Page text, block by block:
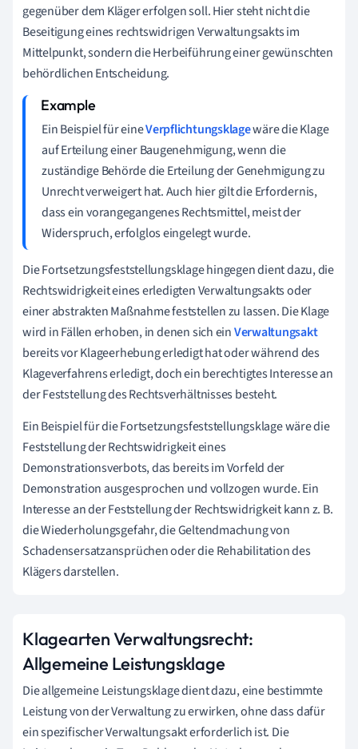
gegenüber dem Kläger erfolgen soll. Hier steht nicht die
Beseitigung eines rechtswidrigen Verwaltungsakts im
Mittelpunkt, sondern die Herbeiführung einer gewünschten
behördlichen Entscheidung.
Ein Beispiel für eineVerpflichtungsklagewäre die Klage
auf Erteilung einer Baugenehmigung, wenn die
zuständige Behörde die Erteilung der Genehmigung zu
Unrecht verweigert hat. Auch hier gilt die Erfordernis,
dass ein vorangegangenes Rechtsmittel, meist der
Widerspruch, erfolglos eingelegt wurde.
Die Fortsetzungsfeststellungsklage hingegen dient dazu, die
Rechtswidrigkeit eines erledigten Verwaltungsakts oder
einer abstrakten Maßnahme feststellen zu lassen. Die Klage
wird in Fällen erhoben, in denen sich einVerwaltungsakt
bereits vor Klageerhebung erledigt hat oder während des
Klageverfahrens erledigt, doch ein berechtigtes Interesse an
der Feststellung des Rechtsverhältnisses besteht.
Ein Beispiel für die Fortsetzungsfeststellungsklage wäre die
Feststellung der Rechtswidrigkeit eines
Demonstrationsverbots, das bereits im Vorfeld der
Demonstration ausgesprochen und vollzogen wurde. Ein
Interesse an der Feststellung der Rechtswidrigkeit kann z. B.
die Wiederholungsgefahr, die Geltendmachung von
Schadensersatzansprüchen oder die Rehabilitation des
Klägers darstellen.
Klagearten Verwaltungsrecht:
Allgemeine Leistungsklage
Die allgemeine Leistungsklage dient dazu, eine bestimmte
Leistung von der Verwaltung zu erwirken, ohne dass dafür
ein spezifischer Verwaltungsakt erforderlich ist. Die